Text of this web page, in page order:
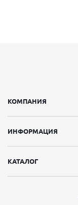
КОМПАНИЯ
ИНФОРМАЦИЯ
КАТАЛОГ